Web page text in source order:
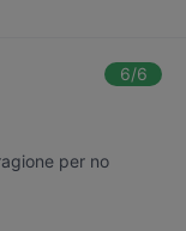
6/6
per no